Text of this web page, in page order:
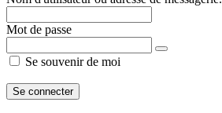
Mot de passe
Se souvenir de moi